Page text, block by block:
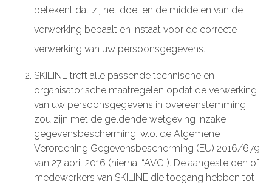
betekent dat zij het doel en de middelen van de
verwerking bepaalt en instaat voor de correcte
verwerking van uw persoonsgegevens.
SKILINE treft alle passende technische en
organisatorische maatregelen opdat de verwerking
van uw persoonsgegevens in overeenstemming
zou zijn met de geldende wetgeving inzake
gegevensbescherming, w.o. de Algemene
Verordening Gegevensbescherming (EU) 2016/679
van 27 april 2016 (hierna: “AVG”). De aangestelden of
medewerkers van SKILINE die toegang hebben tot